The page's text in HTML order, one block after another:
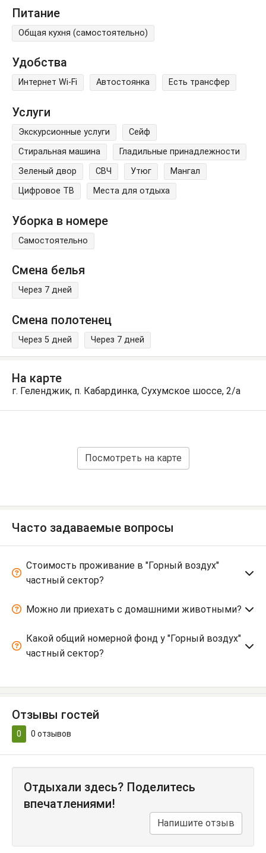
Питание
Общая кухня (самостоятельно)
Удобства
Интернет Wi-Fi Автостоянка Есть трансфер
Услуги
Экскурсионные услуги
Сейф
Стиральная машина
Гладильные принадлежности
Зеленый двор
СВЧ Утюг
Мангал
Цифровое ТВ
Места для отдыха
Уборка в номере
Самостоятельно
Смена белья
Через 7 дней
Смена полотенец
Через 5 дней Через 7 дней
На карте
г. Геленджик, п. Кабардинка, Сухумское шоссе, 2/а
Посмотреть на карте
Часто задаваемые вопросы
Стоимость проживание в "Горный воздух"
частный сектор?
Можно ли приехать с домашними животными?
Какой общий номерной фонд у "Горный воздух"
частный сектор?
Отзывы гостей
0 0 отзывов
Отдыхали здесь? Поделитесь
впечатлениями!
Напишите отзыв